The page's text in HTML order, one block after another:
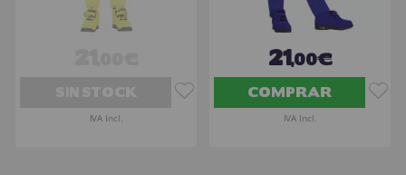
IVA Incl.
21,00€
COMPRAR
IVA Incl.